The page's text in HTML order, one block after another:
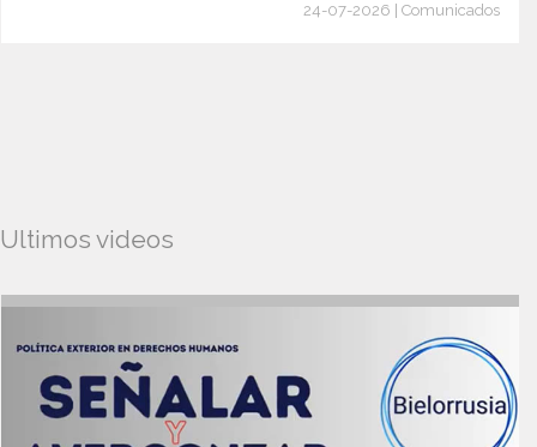
24-07-2026 | Comunicados
Ultimos videos